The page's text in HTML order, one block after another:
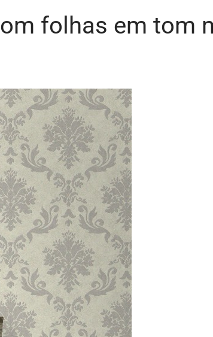
folhas em tom